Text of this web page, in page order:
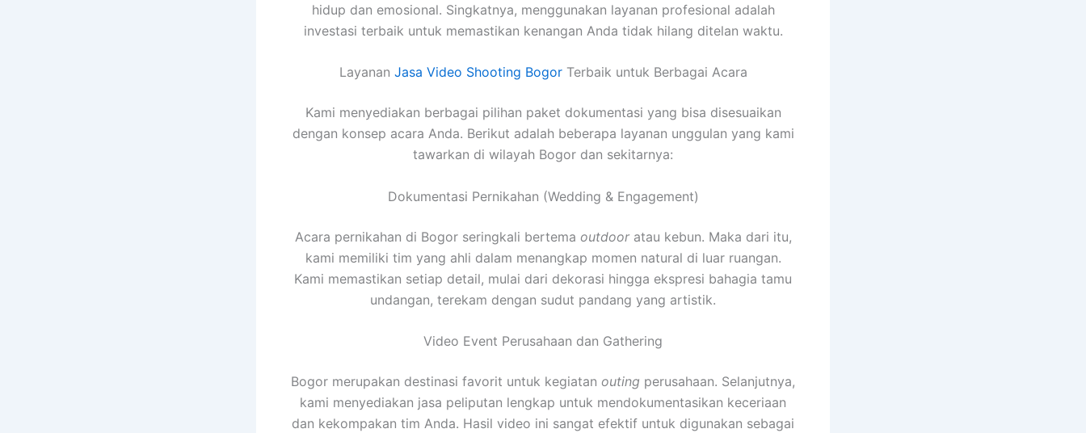
hidup dan emosional. Singkatnya, menggunakan layanan profesional adalah
investasi terbaik untuk memastikan kenangan Anda tidak hilang ditelan waktu.
Layanan Jasa Video Shooting BogorTerbaik untuk Berbagai Acara
Kami menyediakan berbagai pilihan paket dokumentasi yang bisa disesuaikan
dengan konsep acara Anda. Berikut adalah beberapa layanan unggulan yang kami
tawarkan di wilayah Bogor dan sekitarnya:
Dokumentasi Pernikahan (Wedding & Engagement)
Acara pernikahan di Bogor seringkali bertema outdooratau kebun. Maka dari itu,
kami memiliki tim yang ahli dalam menangkap momen natural di luar ruangan.
Kami memastikan setiap detail, mulai dari dekorasi hingga ekspresi bahagia tamu
undangan, terekam dengan sudut pandang yang artistik.
Video Event Perusahaan dan Gathering
Bogor merupakan destinasi favorit untuk kegiatan outing perusahaan. Selanjutnya,
kami menyediakan jasa peliputan lengkap untuk mendokumentasikan keceriaan
dan kekompakan tim Anda. Hasil video ini sangat efektif untuk digunakan sebagai